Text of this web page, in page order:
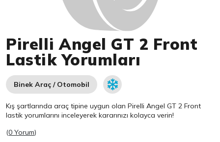
Pirelli Angel GT 2 Front
Lastik Yorumları
Binek Araç / Otomobil
Kış şartlarında araç tipine uygun olanPirelli Angel GT 2 Front
lastik yorumlarını inceleyerek kararınızı kolayca verin!
(0 Yorum)